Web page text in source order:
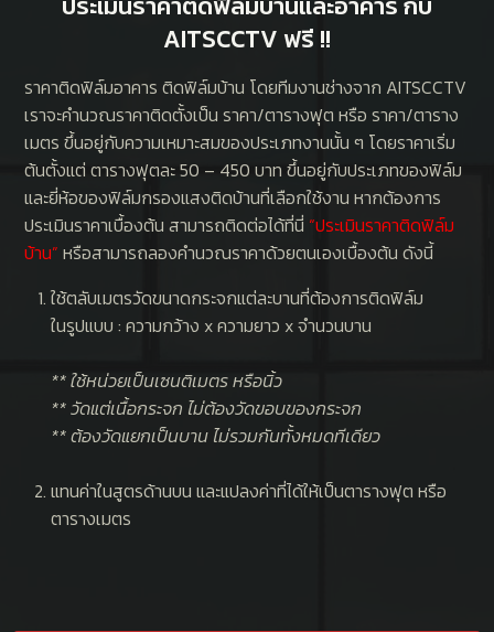
AITSCCTV ฟรี !!
ราคาติดฟิล์มอาคาร ติดฟิล์มบ้าน โดยทีมงานช่างจาก AITSCCTV
เราจะคำนวณราคาติดตั้งเป็น ราคา/ตารางฟุต หรือ ราคา/ตาราง
เมตร ขึ้นอยู่กับความเหมาะสมของประเภทงานนั้น ๆ โดยราคาเริ่ม
ต้นตั้งแต่ ตารางฟุตละ 50 – 450 บาท ขึ้นอยู่กับประเภทของฟิล์ม
และยี่ห้อของฟิล์มกรองแสงติดบ้านที่เลือกใช้งาน หากต้องการ
ประเมินราคาเบื้องต้น สามารถติดต่อได้ที่นี่ “ประเมินราคาติดฟิล์ม
บ้าน” หรือสามารถลองคำนวณราคาด้วยตนเองเบื้องต้น ดังนี้
ใช้ตลับเมตรวัดขนาดกระจกแต่ละบานที่ต้องการติดฟิล์ม
ในรูปแบบ : ความกว้าง x ความยาว x จำนวนบาน
** ใช้หน่วยเป็นเซนติเมตร หรือนิ้ว
** วัดแต่เนื้อกระจก ไม่ต้องวัดขอบของกระจก
** ต้องวัดแยกเป็นบาน ไม่รวมกันทั้งหมดทีเดียว
แทนค่าในสูตรด้านบน และแปลงค่าที่ได้ให้เป็นตารางฟุต หรือ
ตารางเมตร